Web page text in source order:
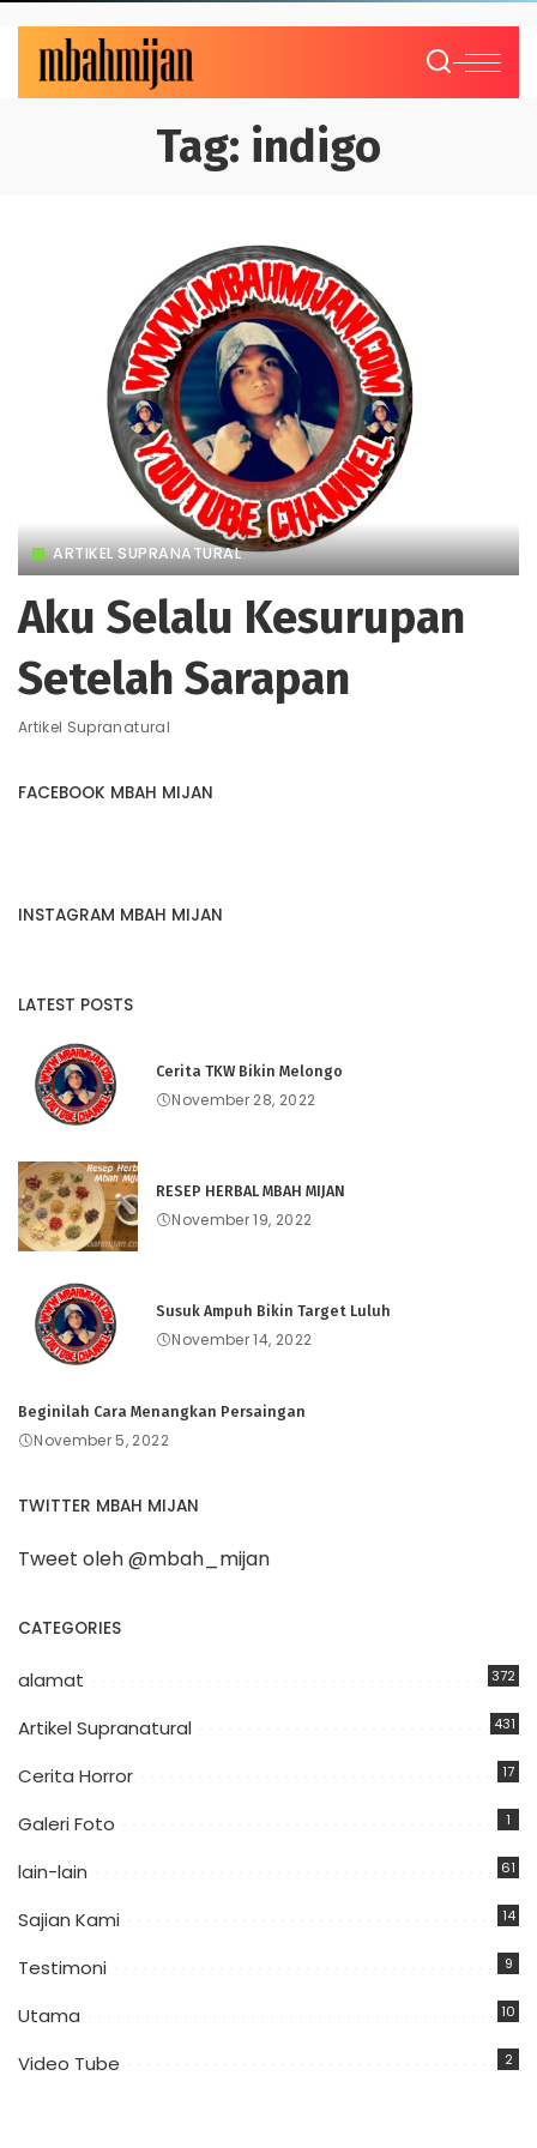
Tag: indigo
ARTIKEL SUPRANATURAL
Aku Selalu Kesurupan
Setelah Sarapan
Artikel Supranatural
FACEBOOK MBAH MIJAN
INSTAGRAM MBAH MIJAN
LATEST POSTS
Cerita TKW Bikin Melongo
November 28, 2022
RESEP HERBAL MBAH MIJAN
November 19, 2022
Susuk Ampuh Bikin Target Luluh
November 14, 2022
Beginilah Cara Menangkan Persaingan
November 5, 2022
TWITTER MBAH MIJAN
Tweet oleh @mbah_mijan
CATEGORIES
alamat 372
Artikel Supranatural 431
Cerita Horror 17
Galeri Foto 1
lain-lain 61
Sajian Kami 14
Testimoni 9
Utama 10
Video Tube 2